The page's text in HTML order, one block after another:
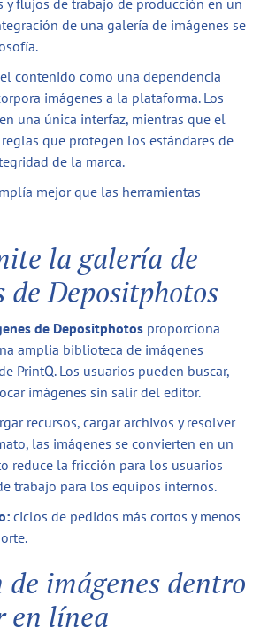
flujos de trabajo de producción en un
de una galería de imágenes se
contenido como una dependencia
imágenes a la plataforma. Los
una única interfaz, mientras que el
que protegen los estándares de
de la marca.
mejor que las herramientas
la galería de
de Depositphotos
de Depositphotos proporciona
amplia biblioteca de imágenes
PrintQ. Los usuarios pueden buscar,
imágenes sin salir del editor.
recursos, cargar archivos y resolver
las imágenes se convierten en un
reduce la fricción para los usuarios
trabajo para los equipos internos.
ciclos de pedidos más cortos y menos
de imágenes dentro
en línea